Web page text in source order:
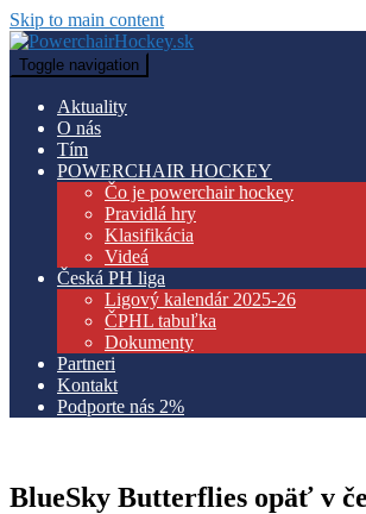
Skip to main content
Toggle navigation
Aktuality
O nás
Tím
POWERCHAIR HOCKEY
Čo je powerchair hockey
Pravidlá hry
Klasifikácia
Videá
Česká PH liga
Ligový kalendár 2025-26
ČPHL tabuľka
Dokumenty
Partneri
Kontakt
Podporte nás 2%
BlueSky Butterflies opäť v